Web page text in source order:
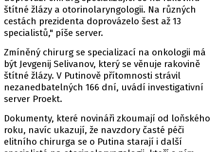
štítné žlázy a otorinolaryngologii. Na různých
cestách prezidenta doprovázelo šest až 13
specialistů," píše server.
Zmíněný chirurg se specializací na onkologii má
být Jevgenij Selivanov, který se věnuje rakovině
štítné žlázy. V Putinově přítomnosti strávil
nezanedbatelných 166 dní, uvádí investigativní
server Proekt.
Dokumenty, které novináři zkoumají od loňského
roku, navíc ukazují, že navzdory časté péči
elitního chirurga se o Putina starají i další